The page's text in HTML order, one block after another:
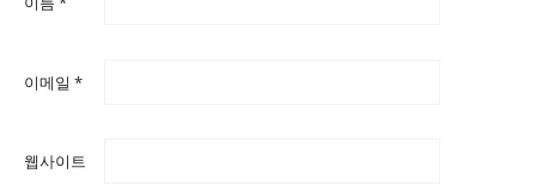
이메일 *
웹사이트